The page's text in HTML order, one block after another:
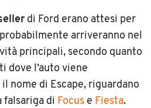
di Ford erano attesi per
arriveranno nel
principali, secondo quanto
dove l’auto viene
nome di Escape, riguardano
falsariga di Focus e Fiesta.